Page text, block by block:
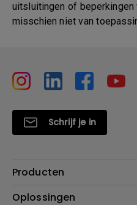
uitsluitingen of beperkingen
misschien niet van
Schrijf je in
Producten
Projectoren
Oplossingen